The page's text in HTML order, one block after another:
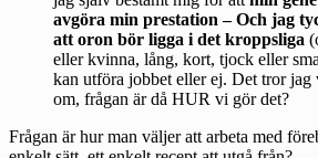
avgöra min prestation – Och jag
att oron bör ligga i det kroppsliga
eller kvinna, lång, kort, tjock eller
kan utföra jobbet eller ej. Det tror jag
om, frågan är då HUR vi gör det?
Frågan är hur man väljer att arbeta med